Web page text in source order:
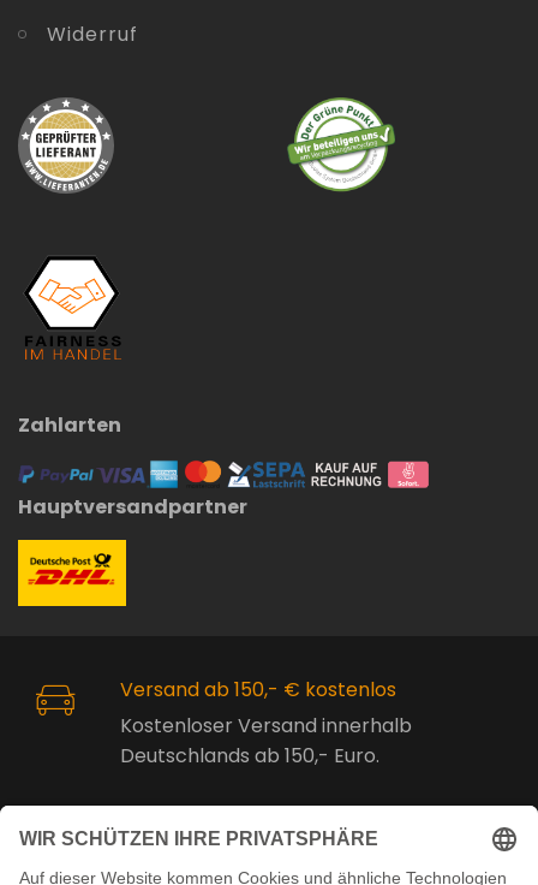
Widerruf
Zahlarten
Hauptversandpartner
Versand ab 150,- € kostenlos
Kostenloser Versand innerhalb
Deutschlands ab 150,- Euro.
Online Support
Kostenlose Beratung vor und nach